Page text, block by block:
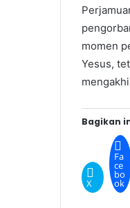
momen
Yesus,
Bagikan
X
Fa
ce
bo
ok